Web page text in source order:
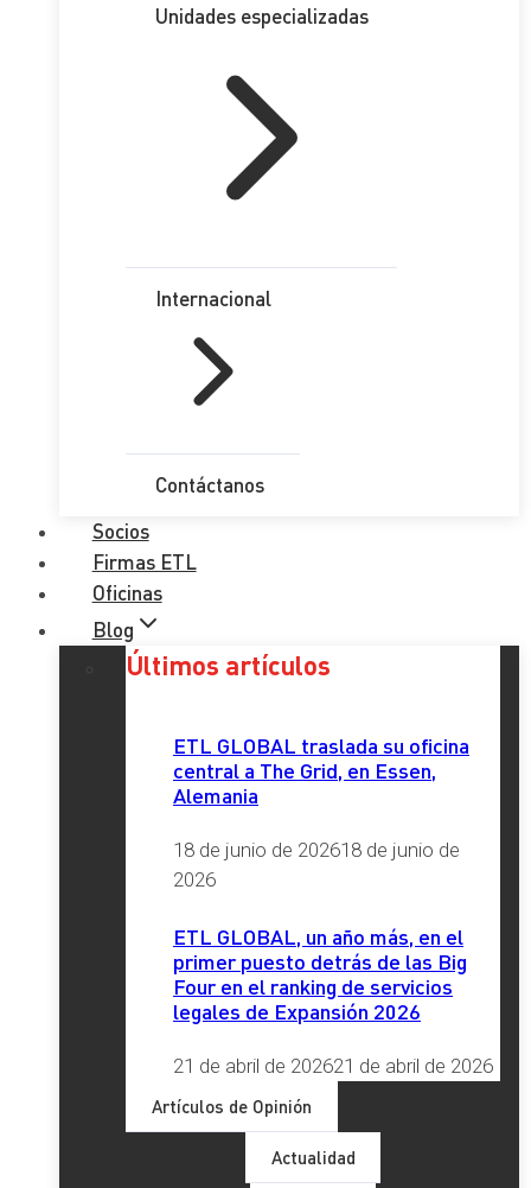
Unidades especializadas
Internacional
Contáctanos
Socios
Firmas ETL
Oficinas
Blog
Últimos artículos
ETL GLOBAL traslada su oficina
central a The Grid, en Essen,
Alemania
18 de junio de 202618 de junio de
2026
ETL GLOBAL, un año más, en el
primer puesto detrás de las Big
Four en el ranking de servicios
legales de Expansión 2026
21 de abril de 202621 de abril de 2026
Artículos de Opinión
Actualidad